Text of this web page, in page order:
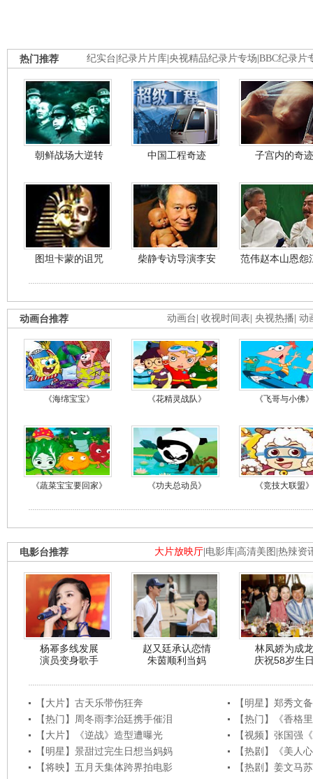
纪实台 纪录片片库 央视精品纪录片专场 BBC纪录片
热门推荐
朝鲜战场大逆转 中国工程奇迹 子宫内的奇迹
图坦卡蒙的诅咒 柴静专访导演李安 范伟赵本山恩怨
动画台 收视时间表 央视热播 动
动画台推荐
《海绵宝宝》 《花精灵战队》 《飞哥与小佛》
《蔬菜宝宝要回家》 《功夫总动员》 《竞技大联盟》
大片放映厅 电影库 高清美图 热辣资
电影台推荐
杨幂多线发展
演员变身歌手
赵又廷承认恋情
朱茵顺利当妈
林凤娇为成龙
庆祝58岁生
【大片】古天乐带伤狂奔
【明星】郑秀文
【热门】周冬雨李治廷携手催泪
【热门】《香格
【大片】《逆战》造型遭曝光
【视频】张国强
【明星】景甜过完生日想当妈妈
【热剧】《美人
【将映】五月天集体跨界拍电影
【热剧】姜文马